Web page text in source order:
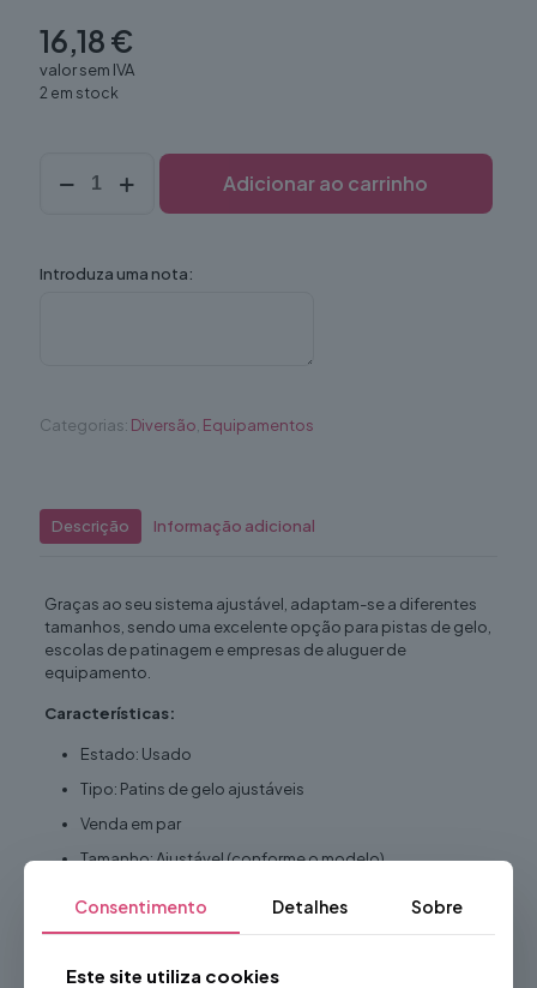
16,18€
valor sem IVA
2 em stock
(par)
Adicionar ao carrinho
Introduza uma nota:
Categorias: Diversão, Equipamentos
Descrição Informação adicional
Graças ao seu sistema ajustável, adaptam-se a diferentes
tamanhos, sendo uma excelente opção para pistas de gelo,
escolas de patinagem e empresas de aluguer de
equipamento.
Características:
Estado: Usado
Tipo: Patins de gelo ajustáveis
Venda em par
Tamanho: Ajustável (conforme o modelo)
Lâmina em aço resistente
Consentimento Detalhes Sobre
Este site utiliza cookies